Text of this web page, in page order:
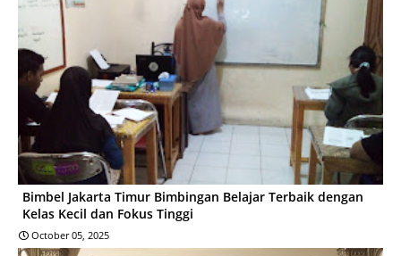
Bimbel Jakarta Timur Bimbingan Belajar Terbaik dengan
Kelas Kecil dan Fokus Tinggi
October 05, 2025